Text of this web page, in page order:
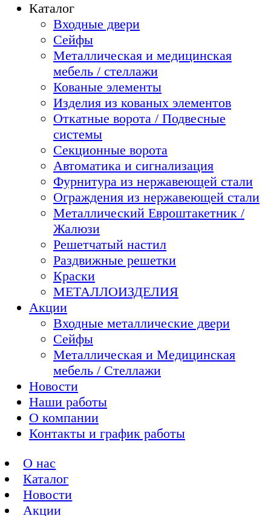
Каталог
Входные двери
Сейфы
Металлическая и медицинская
мебель / стеллажи
Кованые элементы
Изделия из кованых элементов
Откатные ворота / Подвесные
системы
Секционные ворота
Автоматика и сигнализация
Фурнитура из нержавеющей стали
Ограждения из нержавеющей стали
Металлический Евроштакетник /
Жалюзи
Решетчатый настил
Раздвижные решетки
Краски
МЕТАЛЛОИЗДЕЛИЯ
Акции
Входные металлические двери
Сейфы
Металлическая и Медицинская
мебель / Стеллажи
Новости
Наши работы
О компании
Контакты и график работы
О нас
Каталог
Новости
Акции